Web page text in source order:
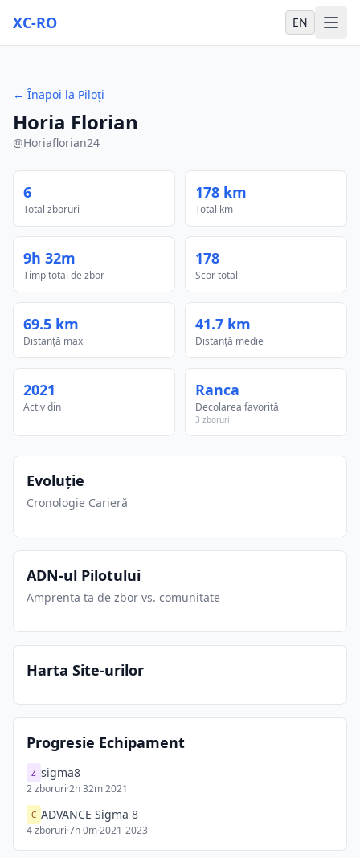
XC-RO EN
← Înapoi la Piloți
Horia Florian
@Horiaflorian24
6
Total zboruri
178 km
Total km
9h 32m
Timp total de zbor
178
Scor total
69.5 km
Distanță max
41.7 km
Distanță medie
2021
Activ din
Ranca
Decolarea favorită
3 zboruri
Evoluție
Cronologie Carieră
ADN-ul Pilotului
Amprenta ta de zbor vs. comunitate
Harta Site-urilor
Progresie Echipament
Z sigma8
2zboruri·2h 32m·2021
C ADVANCE Sigma 8
4zboruri·7h 0m·2021-2023